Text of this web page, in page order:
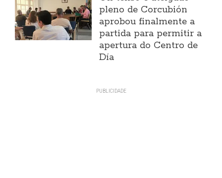
pleno de Corcubión
aprobou finalmente a
partida para permitir a
apertura do Centro de
Día